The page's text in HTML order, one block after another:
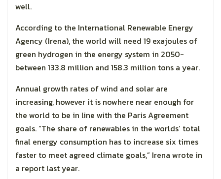
well.
According to the International Renewable Energy
Agency (Irena), the world will need 19 exajoules of
green hydrogen in the energy system in 2050-
between 133.8 million and 158.3 million tons a year.
Annual growth rates of wind and solar are
increasing, however it is nowhere near enough for
the world to be in line with the Paris Agreement
goals. “The share of renewables in the worlds’ total
final energy consumption has to increase six times
faster to meet agreed climate goals,” Irena wrote in
a report last year.